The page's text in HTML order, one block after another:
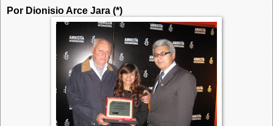
Por Dionisio Arce Jara (*)